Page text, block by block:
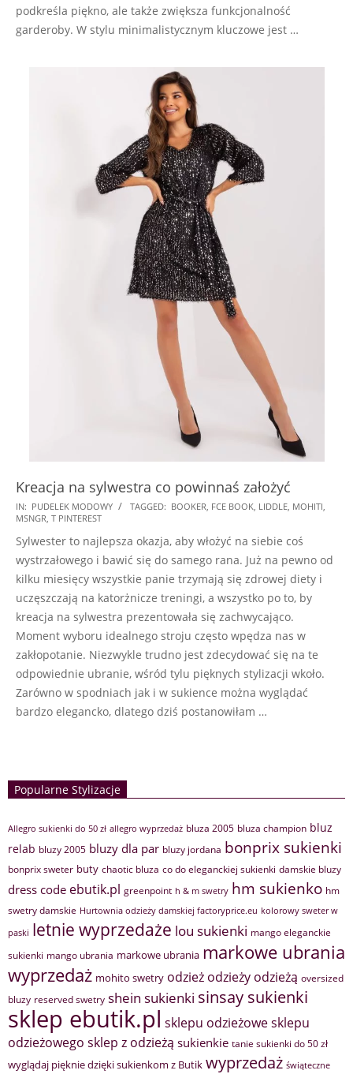
podkreśla piękno, ale także zwiększa funkcjonalność
garderoby. W stylu minimalistycznym kluczowe jest …
Kreacja na sylwestra co powinnaś założyć
2024-
12-
17
IN: PUDELEK MODOWY TAGGED: BOOKER FCE BOOK LIDDLE MOHITI
MSNGR T PINTEREST
Sylwester to najlepsza okazja, aby włożyć na siebie coś
wystrzałowego i bawić się do samego rana. Już na pewno od
kilku miesięcy wszystkie panie trzymają się zdrowej diety i
uczęszczają na katorżnicze treningi, a wszystko po to, by
kreacja na sylwestra prezentowała się zachwycająco.
Moment wyboru idealnego stroju często wpędza nas w
zakłopotanie. Niezwykle trudno jest zdecydować się na te
odpowiednie ubranie, wśród tylu pięknych stylizacji wkoło.
Zarówno w spodniach jak i w sukience można wyglądać
bardzo elegancko, dlatego dziś postanowiłam …
Popularne Stylizacje
Allegro sukienki do 50 zł allegro wyprzedaż bluza 2005 bluza champion bluz
relab bluzy 2005 bluzy dla par bluzy jordana bonprix sukienki
bonprix sweter buty chaotic bluza co do eleganckiej sukienki damskie bluzy
dress code ebutik.pl greenpoint h & m swetry hm sukienko hm
swetry damskie Hurtownia odzieży damskiej factoryprice.eu kolorowy sweter w
paski letnie wyprzedaże lou sukienki mango eleganckie
sukienki mango ubrania markowe ubrania markowe ubrania
wyprzedaż mohito swetry odzież odzieży odzieżą oversized
bluzy reserved swetry shein sukienki sinsay sukienki
sklep ebutik.pl sklepu odzieżowesklepu
odzieżowego sklep z odzieżą sukienkie tanie sukienki do 50 zł
wyglądaj pięknie dzięki sukienkom z Butik wyprzedaż świąteczne